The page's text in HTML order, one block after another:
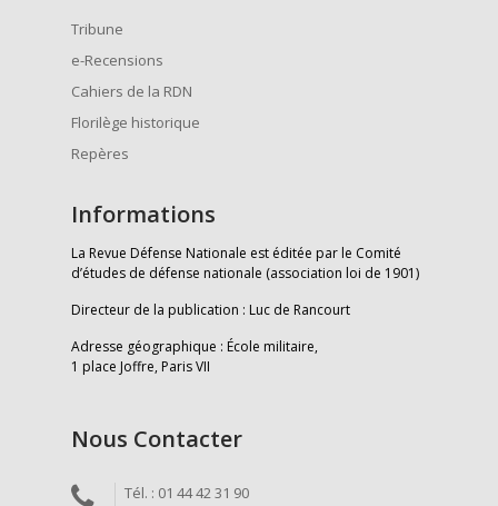
Tribune
e-Recensions
Cahiers de la RDN
Florilège historique
Repères
Informations
La Revue Défense Nationale est éditée par le Comité
d’études de défense nationale (association loi de 1901)
Directeur de la publication : Luc de Rancourt
Adresse géographique : École militaire,
1 place Joffre, Paris VII
Nous Contacter
Tél. : 01 44 42 31 90